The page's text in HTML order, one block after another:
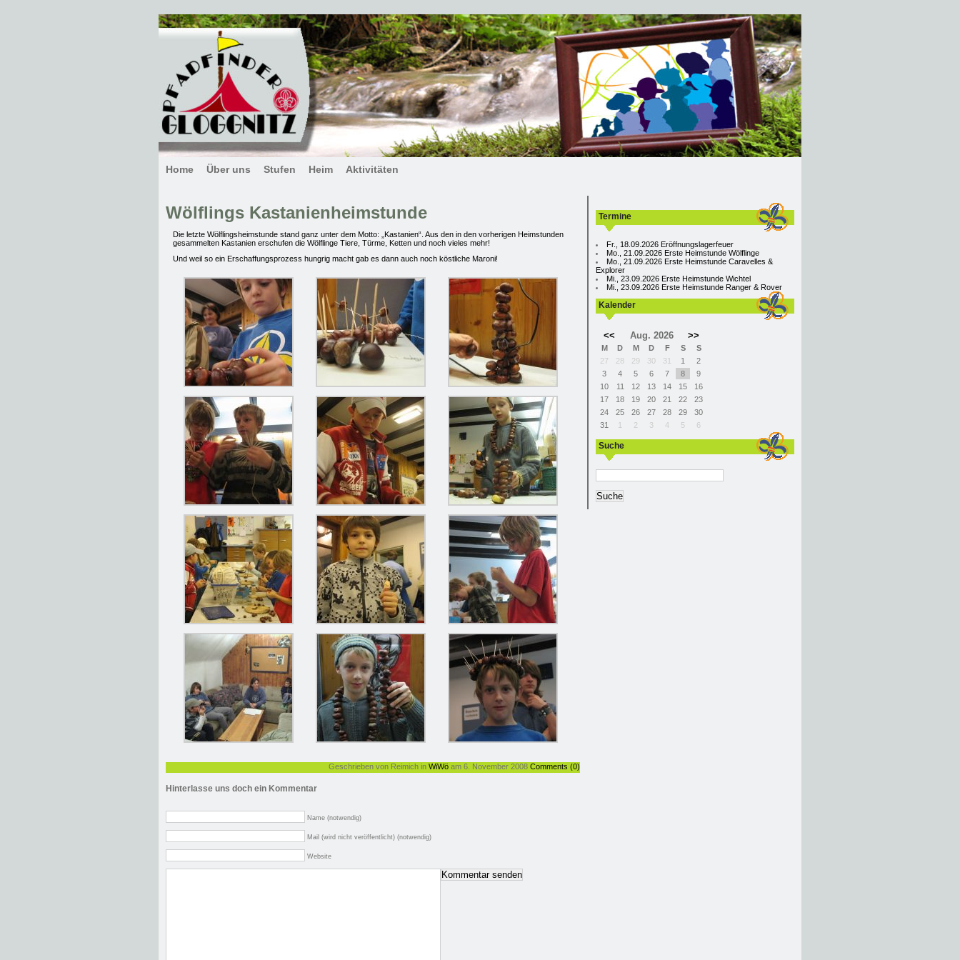
Home Über uns Stufen Heim Aktivitäten
Wölflings Kastanienheimstunde
Die letzte Wölflingsheimstunde stand ganz unter dem Motto: „Kastanien“. Aus den in den vorherigen Heimstunden
gesammelten Kastanien erschufen die Wölflinge Tiere, Türme, Ketten und noch vieles mehr!
Und weil so ein Erschaffungsprozess hungrig macht gab es dann auch noch köstliche Maroni!
Geschrieben von Reimich in WiWö am 6. November 2008 Comments (0)
Hinterlasse uns doch ein Kommentar
Name (notwendig)
Mail (wird nicht veröffentlicht) (notwendig)
Website
Termine
Fr., 18.09.2026 Eröffnungslagerfeuer
Mo., 21.09.2026 Erste Heimstunde Wölflinge
Mo., 21.09.2026 Erste Heimstunde Caravelles &
Explorer
Mi., 23.09.2026 Erste Heimstunde Wichtel
Mi., 23.09.2026 Erste Heimstunde Ranger & Rover
Kalender
<< Aug. 2026 >>
M D M D F S
S
27
28 29 30 31 1
2
3
4 5 6 7 8
9
10
11 12 13 14 15
16
17
18 19 20 21 22
23
24
25 26 27 28 29
30
31
1 2 3 4 5 6
Suche